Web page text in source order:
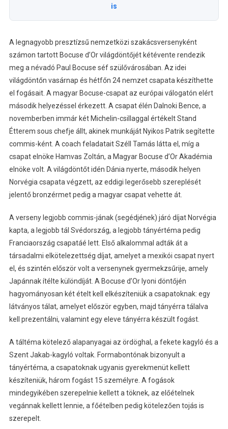
is
A legnagyobb presztízsű nemzetközi szakácsversenyként
számon tartott Bocuse d’Or világdöntőjét kétévente rendezik
meg a névadó Paul Bocuse séf szülővárosában. Az idei
világdöntőn vasárnap és hétfőn 24 nemzet csapata készíthette
el fogásait. A magyar Bocuse-csapat az európai válogatón elért
második helyezéssel érkezett. A csapat élén Dalnoki Bence, a
novemberben immár két Michelin-csillaggal értékelt Stand
Étterem sous chefje állt, akinek munkáját Nyikos Patrik segítette
commis-ként. A coach feladatait Széll Tamás látta el, míg a
csapat elnöke Hamvas Zoltán, a Magyar Bocuse d’Or Akadémia
elnöke volt. A világdöntőt idén Dánia nyerte, második helyen
Norvégia csapata végzett, az eddigi legerősebb szereplését
jelentő bronzérmet pedig a magyar csapat vehette át.
A verseny legjobb commis-jának (segédjének) járó díjat Norvégia
kapta, a legjobb tál Svédország, a legjobb tányértéma pedig
Franciaország csapatáé lett. Első alkalommal adták át a
társadalmi elkötelezettség díjat, amelyet a mexikói csapat nyert
el, és szintén először volt a versenynek gyermekzsűrije, amely
Japánnak ítélte különdíját. A Bocuse d’Or lyoni döntőjén
hagyományosan két ételt kell elkészíteniük a csapatoknak: egy
látványos tálat, amelyet először egyben, majd tányérra tálalva
kell prezentálni, valamint egy eleve tányérra készült fogást.
A táltéma kötelező alapanyagai az ördöghal, a fekete kagyló és a
Szent Jakab-kagyló voltak. Formabontónak bizonyult a
tányértéma, a csapatoknak ugyanis gyerekmenüt kellett
készíteniük, három fogást 15 személyre. A fogások
mindegyikében szerepelnie kellett a töknek, az előételnek
vegánnak kellett lennie, a főételben pedig kötelezően tojás is
szerepelt.